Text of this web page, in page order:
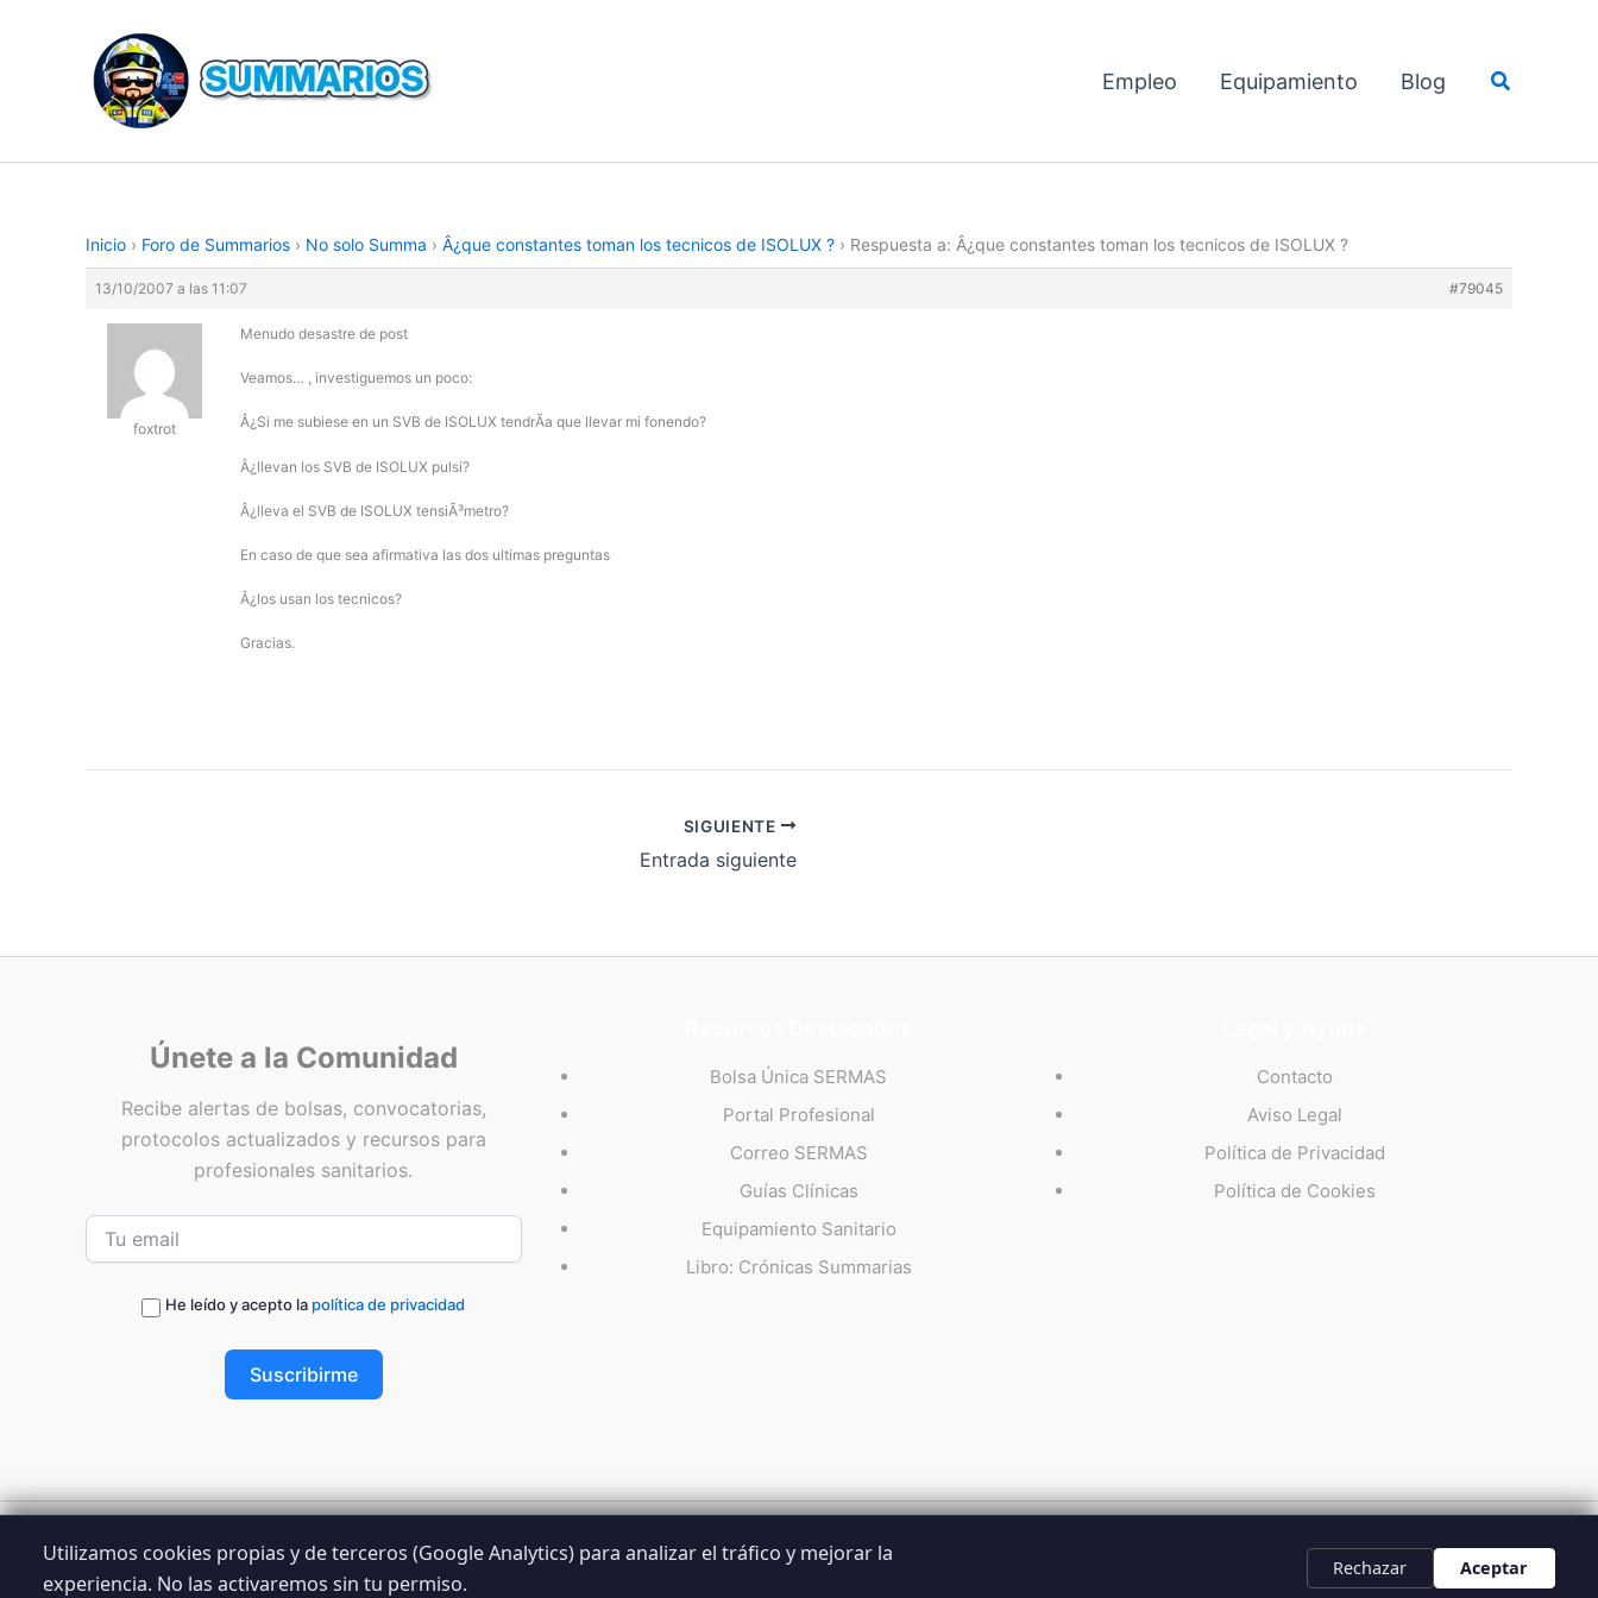
contenido
Empleo Equipamiento Blog Buscar
Inicio › Foro de Summarios › No solo Summa › Â¿que constantes toman los tecnicos de ISOLUX ? › Respuesta a: Â¿que constantes toman los tecnicos de ISOLUX ?
13/10/2007 a las 11:07 #79045
foxtrot
Menudo desastre de post
Veamos… , investiguemos un poco:
Â¿Si me subiese en un SVB de ISOLUX tendrÃ­a que llevar mi fonendo?
Â¿llevan los SVB de ISOLUX pulsi?
Â¿lleva el SVB de ISOLUX tensiÃ³metro?
En caso de que sea afirmativa las dos ultimas preguntas
Â¿los usan los tecnicos?
Gracias.
SIGUIENTE
Entrada siguiente
Únete a la Comunidad
Recibe alertas de bolsas, convocatorias,
protocolos actualizados y recursos para
profesionales sanitarios.
He leído y acepto la política de privacidad
Suscribirme
Bolsa Única SERMAS
Portal Profesional
Correo SERMAS
Guías Clínicas
Equipamiento Sanitario
Libro: Crónicas Summarias
Contacto
Aviso Legal
Política de Privacidad
Política de Cookies
© 2026 Summarios · La web no oficial de los profesionales del SUMMA 112
Utilizamos cookies propias y de terceros (Google Analytics) para analizar el tráfico y mejorar la
experiencia. No las activaremos sin tu permiso.
Rechazar Aceptar